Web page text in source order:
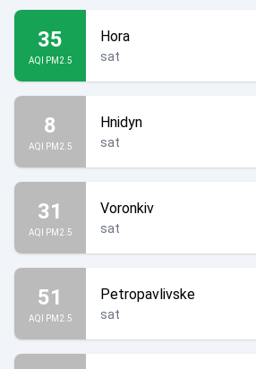
35
AQI PM2.5
Hora
sat
8
AQI PM2.5
Hnidyn
sat
31
AQI PM2.5
Voronkiv
sat
51
AQI PM2.5
Petropavlivske
sat